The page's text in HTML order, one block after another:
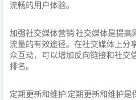
流畅的用户体验。
加强社交媒体营销:社交媒体是提高
流量的有效途径。在社交媒体上分
众互动，可以增加反向链接和社交
排名。
定期更新和维护:定期更新和维护是